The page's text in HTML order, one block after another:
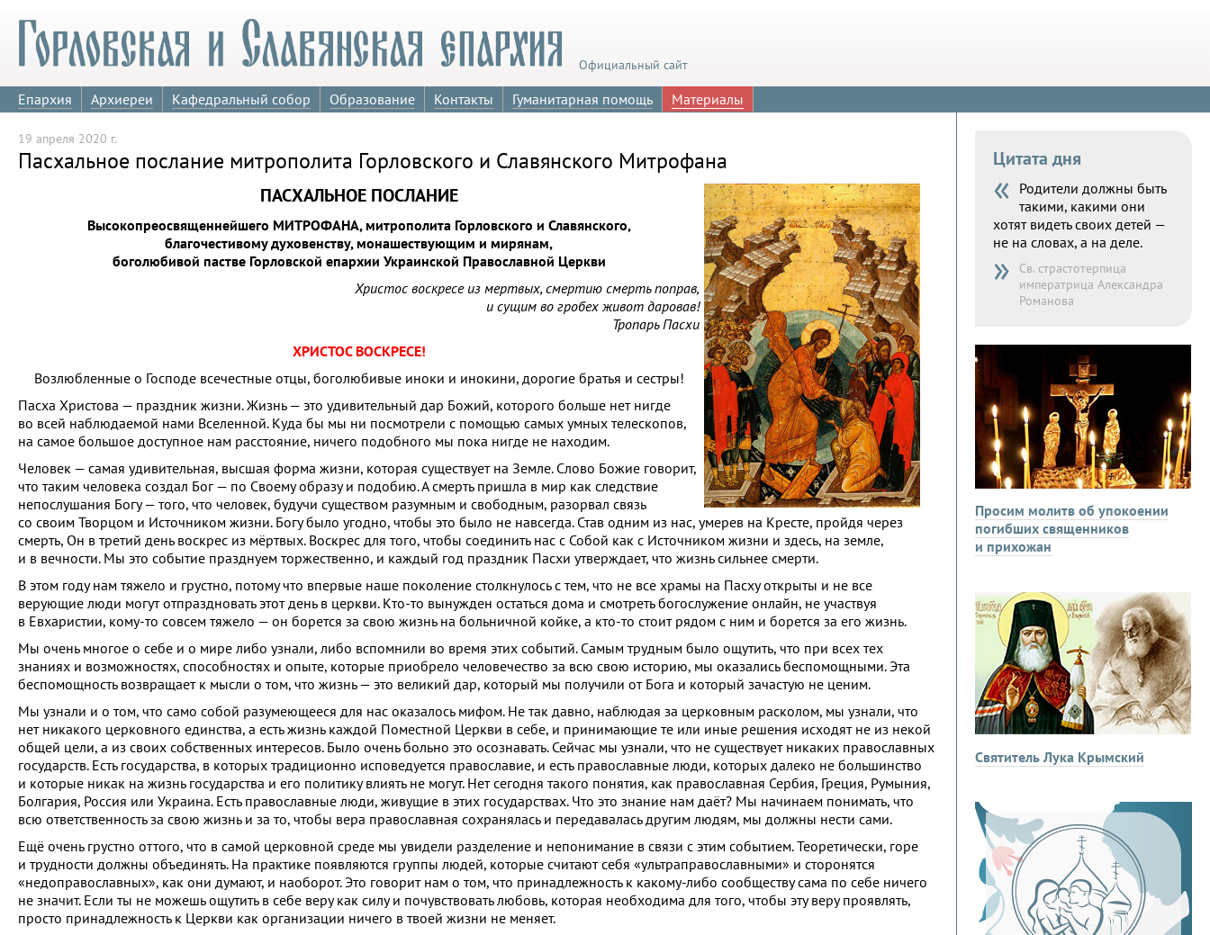
Официальный сайт
Епархия Архиереи Кафедральный собор Образование Контакты Гуманитарная помощь Материалы
19 апреля 2020 г.
Пасхальное послание митрополита Горловского и Славянского Митрофана
ПАСХАЛЬНОЕ ПОСЛАНИЕ
Высокопреосвященнейшего МИТРОФАНА, митрополита Горловского и Славянского,
благочестивому духовенству, монашествующим и мирянам,
боголюбивой пастве Горловской епархии Украинской Православной Церкви
Христос воскресе из мертвых, смертию смерть поправ,
и сущим во гробех живот даровав!
Тропарь Пасхи
ХРИСТОС ВОСКРЕСЕ!
Возлюбленные о Господе всечестные отцы, боголюбивые иноки и инокини, дорогие братья и сестры!
Пасха Христова — праздник жизни. Жизнь — это удивительный дар Божий, которого больше нет нигде
во всей наблюдаемой нами Вселенной. Куда бы мы ни посмотрели с помощью самых умных телескопов,
на самое большое доступное нам расстояние, ничего подобного мы пока нигде не находим.
Человек — самая удивительная, высшая форма жизни, которая существует на Земле. Слово Божие говорит,
что таким человека создал Бог — по Своему образу и подобию. А смерть пришла в мир как следствие
непослушания Богу — того, что человек, будучи существом разумным и свободным, разорвал связь
со своим Творцом и Источником жизни. Богу было угодно, чтобы это было не навсегда. Став одним из нас, умерев на Кресте, пройдя через
смерть, Он в третий день воскрес из мёртвых. Воскрес для того, чтобы соединить нас с Собой как с Источником жизни и здесь, на земле,
и в вечности. Мы это событие празднуем торжественно, и каждый год праздник Пасхи утверждает, что жизнь сильнее смерти.
В этом году нам тяжело и грустно, потому что впервые наше поколение столкнулось с тем, что не все храмы на Пасху открыты и не все
верующие люди могут отпраздновать этот день в церкви. Кто-то вынужден остаться дома и смотреть богослужение онлайн, не участвуя
в Евхаристии, кому-то совсем тяжело — он борется за свою жизнь на больничной койке, а кто-то стоит рядом с ним и борется за его жизнь.
Мы очень многое о себе и о мире либо узнали, либо вспомнили во время этих событий. Самым трудным было ощутить, что при всех тех
знаниях и возможностях, способностях и опыте, которые приобрело человечество за всю свою историю, мы оказались беспомощными. Эта
беспомощность возвращает к мысли о том, что жизнь — это великий дар, который мы получили от Бога и который зачастую не ценим.
Мы узнали и о том, что само собой разумеющееся для нас оказалось мифом. Не так давно, наблюдая за церковным расколом, мы узнали, что
нет никакого церковного единства, а есть жизнь каждой Поместной Церкви в себе, и принимающие те или иные решения исходят не из некой
общей цели, а из своих собственных интересов. Было очень больно это осознавать. Сейчас мы узнали, что не существует никаких православных
государств. Есть государства, в которых традиционно исповедуется православие, и есть православные люди, которых далеко не большинство
и которые никак на жизнь государства и его политику влиять не могут. Нет сегодня такого понятия, как православная Сербия, Греция, Румыния,
Болгария, Россия или Украина. Есть православные люди, живущие в этих государствах. Что это знание нам даёт? Мы начинаем понимать, что
всю ответственность за свою жизнь и за то, чтобы вера православная сохранялась и передавалась другим людям, мы должны нести сами.
Ещё очень грустно оттого, что в самой церковной среде мы увидели разделение и непонимание в связи с этим событием. Теоретически, горе
и трудности должны объединять. На практике появляются группы людей, которые считают себя «ультраправославными» и сторонятся
«недоправославных», как они думают, и наоборот. Это говорит нам о том, что принадлежность к какому-либо сообществу сама по себе ничего
не значит. Если ты не можешь ощутить в себе веру как силу и почувствовать любовь, которая необходима для того, чтобы эту веру проявлять,
просто принадлежность к Церкви как организации ничего в твоей жизни не меняет.
Цитата дня
« Родители должны быть
такими, какими они
хотят видеть своих детей —
не на словах, а на деле.
»
Св. страстотерпица
императрица Александра
Романова
Просим молитв об упокоении
погибших священников
и прихожан
Святитель Лука Крымский